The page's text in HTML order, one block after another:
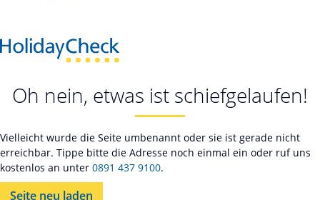
Oh nein, etwas ist schiefgelaufen!
Vielleicht wurde die Seite umbenannt oder sie ist gerade nicht
erreichbar. Tippe bitte die Adresse noch einmal ein oder ruf uns
kostenlos an unter 0891 437 9100.
Seite neu laden